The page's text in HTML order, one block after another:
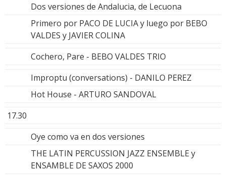
Dos versiones de Andalucia, de Lecuona
Primero por PACO DE LUCIA y luego por BEBO
VALDES y JAVIER COLINA
Cochero, Pare - BEBO VALDES TRIO
Improptu (conversations) - DANILO PEREZ
Hot House - ARTURO SANDOVAL
17.30
Oye como va en dos versiones
THE LATIN PERCUSSION JAZZ ENSEMBLE y
ENSAMBLE DE SAXOS 2000